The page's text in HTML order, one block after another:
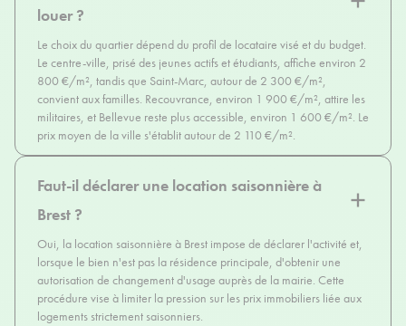
louer ?
Le choix du quartier dépend du profil de locataire visé et du budget.
Le centre-ville, prisé des jeunes actifs et étudiants, affiche environ 2
800 €/m², tandis que Saint-Marc, autour de 2 300 €/m²,
convient aux familles. Recouvrance, environ 1 900 €/m², attire les
militaires, et Bellevue reste plus accessible, environ 1 600 €/m². Le
prix moyen de la ville s'établit autour de 2 110 €/m².
Faut-il déclarer une location saisonnière à
Brest ?
Oui, la location saisonnière à Brest impose de déclarer l'activité et,
lorsque le bien n'est pas la résidence principale, d'obtenir une
autorisation de changement d'usage auprès de la mairie. Cette
procédure vise à limiter la pression sur les prix immobiliers liée aux
logements strictement saisonniers.